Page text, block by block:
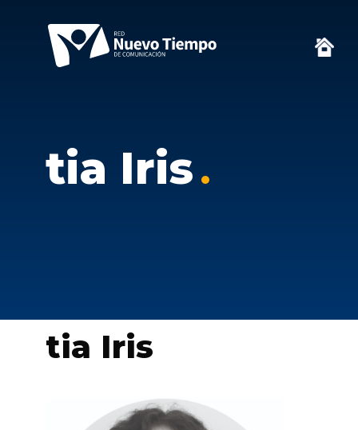
tia Iris
tia Iris